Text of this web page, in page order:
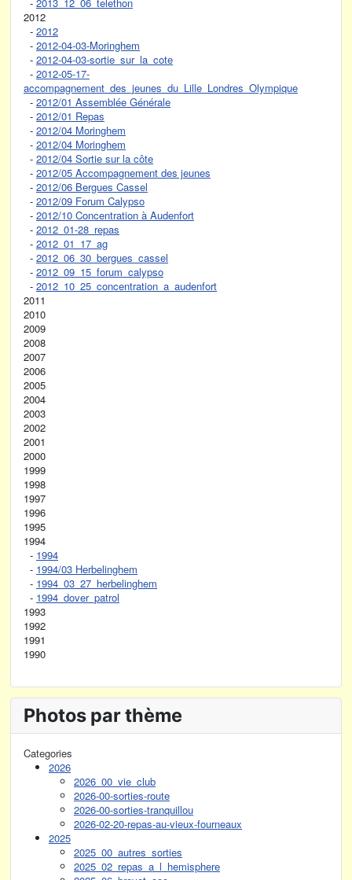
2012
- 2012
- 2012-04-03-Moringhem
- 2012-04-03-sortie_sur_la_cote
- 2012-05-17-
accompagnement_des_jeunes_du_Lille_Londres_Olympique
- 2012/01 Assemblée Générale
- 2012/01 Repas
- 2012/04 Moringhem
- 2012/04 Moringhem
- 2012/04 Sortie sur la côte
- 2012/05 Accompagnement des jeunes
- 2012/06 Bergues Cassel
- 2012/09 Forum Calypso
- 2012/10 Concentration à Audenfort
- 2012_01-28_repas
- 2012_01_17_ag
- 2012_06_30_bergues_cassel
- 2012_09_15_forum_calypso
- 2012_10_25_concentration_a_audenfort
2011
2010
2009
2008
2007
2006
2005
2004
2003
2002
2001
2000
1999
1998
1997
1996
1995
1994
- 1994
- 1994/03 Herbelinghem
- 1994_03_27_herbelinghem
- 1994_dover_patrol
1993
1992
1991
1990
Photos par thème
Categories
2026
2026_00_vie_club
2026-00-sorties-route
2026-00-sorties-tranquillou
2026-02-20-repas-au-vieux-fourneaux
2025
2025_00_autres_sorties
2025_02_repas_a_l_hemisphere